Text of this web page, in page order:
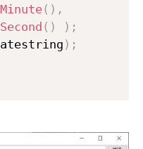
Minute( ) ,
Second ( ) ) ;
) ;